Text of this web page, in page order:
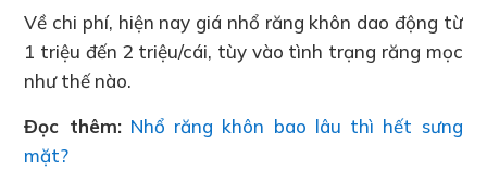
Về chi phí, hiện nay giá nhổ răng khôn dao động từ
1 triệu đến 2 triệu/cái, tùy vào tình trạng răng mọc
như thế nào.
Đọc thêm: Nhổ răng khôn bao lâu thì hết sưng
mặt?